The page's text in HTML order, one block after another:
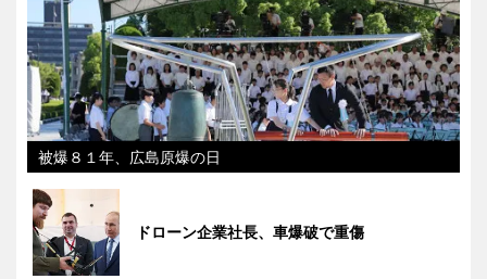
被爆８１年、広島原爆の日
ドローン企業社長、車爆破で重傷